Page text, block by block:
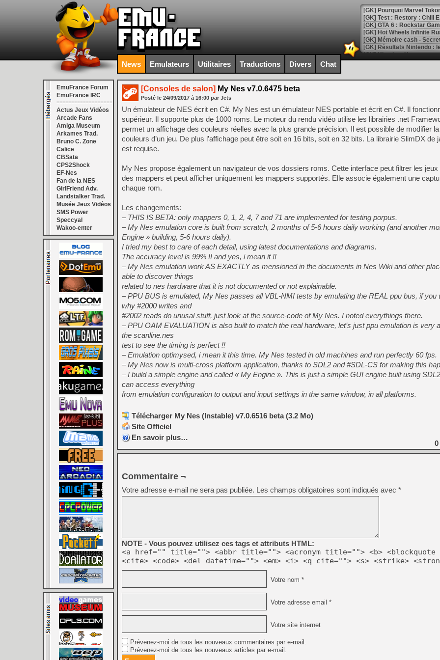
[GK] Pourquoi Marvel
[GK] Test : Restory : Chill
[GK] GTA 6 : Rockstar
[GK] Hot Wheels Infinite
[GK] Mémoire cash -
[GK] Résultats Nintendo :
[GK] Déjà des
[Mo5] Brickboy cherche à
[GK] Minecraft et ses «
[GK] Beast of
[GK] Ubisoft : fin de partie
[GK] Mémoire cash -
[GK] Dan Houser (GTA)
[GK] Comment EA Sports
[GK] Crimson Moon : un
[GK] Isle of Reveries : le
[GK] Moonlighter 2 : The
[GK] Capcom relance
[Mo5] Deux inédits du
[GK] Le beat'em up The
[GK] Endless Legend 2 :
[LS] [PS5] Le WebKit
[GK] Oubliez Crazy Taxi,
[LS] [Switch] NSZ 5.0.0
[GK] No More Room in
[GK] Un chatbot Atelier
[GK] Mémoire cash -
[GK] Nvidia : le prix des
[GK] Suikoden Star Leap
[Mo5] La mini borne
News Emulateurs Utilitaires Traductions Divers Chat
EmuFrance Forum
EmuFrance IRC
===================
Actus Jeux Vidéos
Arcade Fans
Amiga Museum
Arkames Trad.
Bruno C. Zone
Calice
CBSata
CPS2Shock
EF-Nes
Fan de la NES
GirlFriend Adv.
Landstalker Trad.
Musée Jeux Vidéos
SMS Power
Speccyal
Wakoo-enter
[Consoles de salon] My Nes v7.0.6475 beta
Posté le 24/09/2017 à 16:00 par Jets
Un émulateur de NES écrit en C#. My Nes est un émulateur NES portable et écrit en C#. Il
supérieur. Il supporte plus de 1000 roms. Le moteur du rendu vidéo utilise les librairies .net
permet un affichage des couleurs réelles avec la plus grande précision. Il est possible de modifier
couleurs d’un jeu. De plus l’affichage peut être soit en 16 bits, soit en 32 bits. La librairie SlimDX de
est requise.
My Nes propose également un navigateur de vos dossiers roms. Cette interface peut filtrer les jeux
des mappers et peut afficher uniquement les mappers supportés. Elle associe également une
chaque rom.
Les changements:
– THIS IS BETA: only mappers 0, 1, 2, 4, 7 and 71 are implemented for testing porpus.
– My Nes emulation core is built from scratch, 2 months of 5-6 hours daily working (and another
Engine » building, 5-6 hours daily).
I tried my best to care of each detail, using latest documentations and diagrams.
The accuracy level is 99% !! and yes, i mean it !!
– My Nes emulation work AS EXACTLY as mensioned in the documents in Nes Wiki and other
able to discover things
related to nes hardware that it is not documented or not explainable.
– PPU BUS is emulated, My Nes passes all VBL-NMI tests by emulating the REAL ppu bus, if you
why #2000 writes and
#2002 reads do unusal stuff, just look at the source-code of My Nes. I noted everythings there.
– PPU OAM EVALUATION is also built to match the real hardware, let’s just ppu emulation is very
the scanline.nes
test to see the timing is perfect !!
– Emulation optimysed, i mean it this time. My Nes tested in old machines and run perfectly 60 fps.
– My Nes now is multi-cross platform application, thanks to SDL2 and #SDL-CS for making this
– I build a simple engine and called « My Engine ». This is just a simple GUI engine built using
can access everything
from emulation configuration to output and input settings in the same window, in all platforms.
Télécharger My Nes (Instable) v7.0.6516 beta (3.2 Mo)
Site Officiel
En savoir plus…
0
Commentaire ¬
Votre adresse e-mail ne sera pas publiée. Les champs obligatoires sont indiqués avec *
NOTE - Vous pouvez utilisez ces tags et attributs HTML:
<a href="" title=""> <abbr title=""> <acronym title=""> <b> <blockquote
<cite> <code> <del datetime=""> <em> <i> <q cite=""> <s> <strike>
Votre nom *
Votre adresse email *
Votre site internet
Prévenez-moi de tous les nouveaux commentaires par e-mail.
Prévenez-moi de tous les nouveaux articles par e-mail.